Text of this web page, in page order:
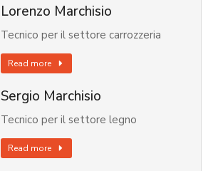
Lorenzo Marchisio
Tecnico per il settore carrozzeria
Read more
Sergio Marchisio
Tecnico per il settore legno
Read more